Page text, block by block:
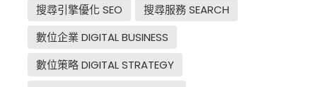
搜尋引擎優化 SEO
搜尋服務 SEARCH
數位企業 DIGITAL BUSINESS
數位策略 DIGITAL STRATEGY